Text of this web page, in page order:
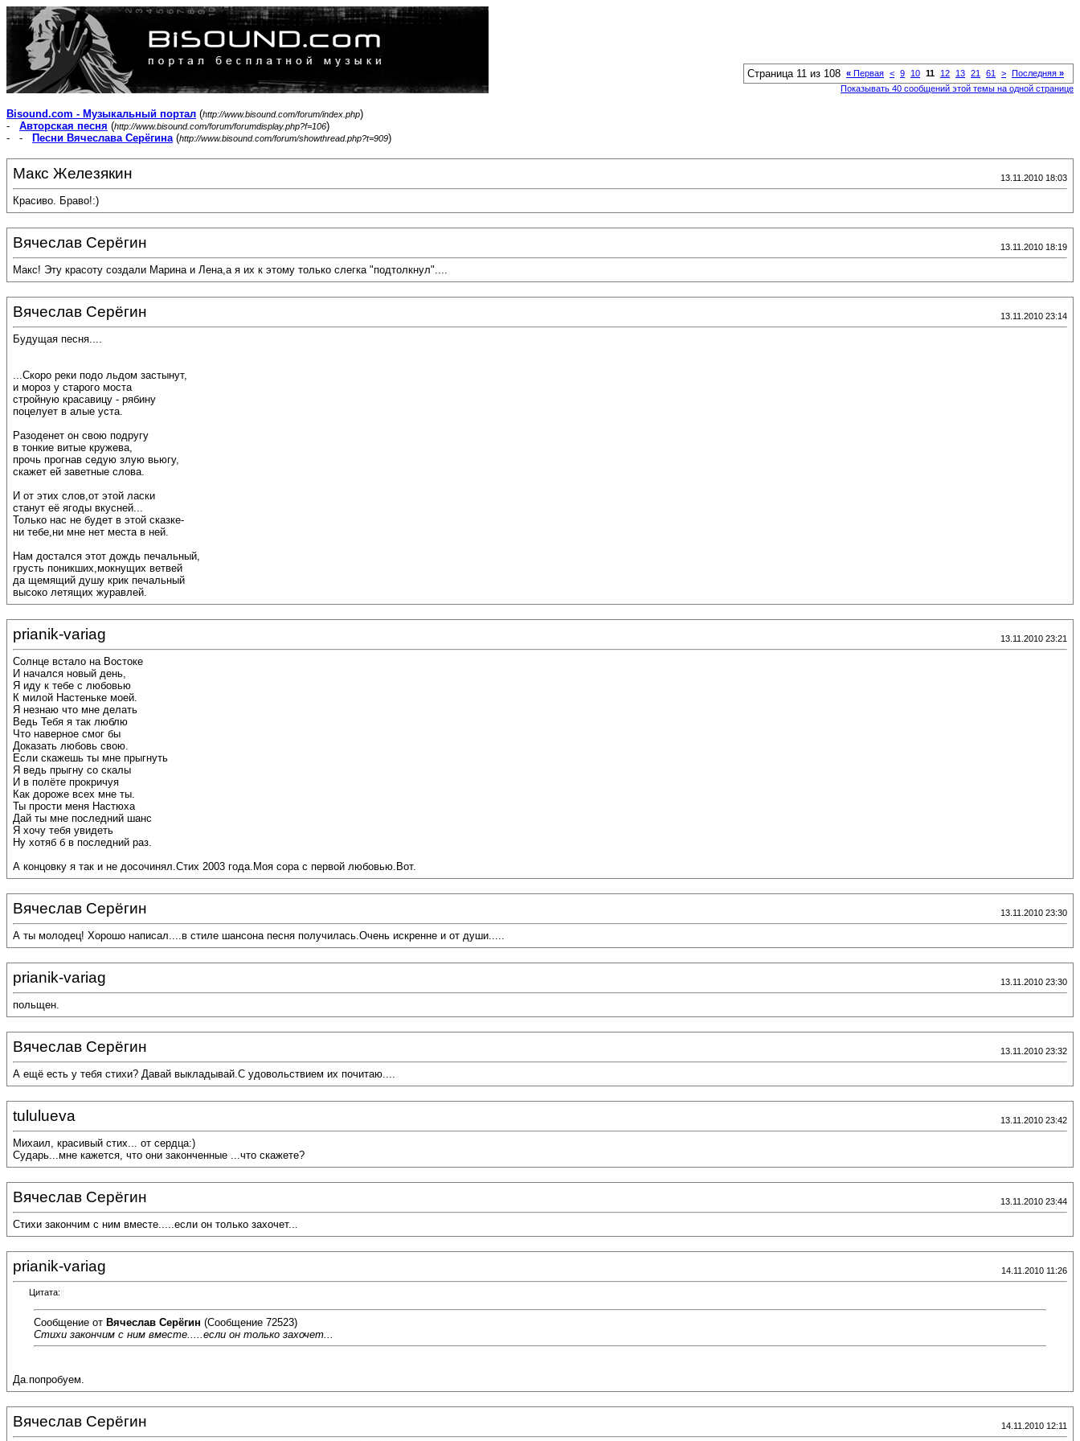
Страница 11 из 108 « Первая < 9 10 11 12 13 21 61 > Последняя »
Показывать 40 сообщений этой темы на одной странице
Bisound.com - Музыкальный портал (http://www.bisound.com/forum/index.php)
- Авторская песня (http://www.bisound.com/forum/forumdisplay.php?f=106)
- -
Песни Вячеслава Серёгина(http://www.bisound.com/forum/showthread.php?t=909)
Макс Железякин 13.11.2010 18:03
Красиво. Браво!:)
Вячеслав Серёгин 13.11.2010 18:19
Макс! Эту красоту создали Марина и Лена,а я их к этому только слегка "подтолкнул"....
Вячеслав Серёгин 13.11.2010 23:14
Будущая песня....
...Скоро реки подо льдом застынут,
и мороз у старого моста
стройную красавицу - рябину
поцелует в алые уста.
Разоденет он свою подругу
в тонкие витые кружева,
прочь прогнав седую злую вьюгу,
скажет ей заветные слова.
И от этих слов,от этой ласки
станут её ягоды вкусней...
Только нас не будет в этой сказке-
ни тебе,ни мне нет места в ней.
Нам достался этот дождь печальный,
грусть поникших,мокнущих ветвей
да щемящий душу крик печальный
высоко летящих журавлей.
prianik-variag 13.11.2010 23:21
Солнце встало на Востоке
И начался новый день,
Я иду к тебе с любовью
К милой Настеньке моей.
Я незнаю что мне делать
Ведь Тебя я так люблю
Что наверное смог бы
Доказать любовь свою.
Если скажешь ты мне прыгнуть
Я ведь прыгну со скалы
И в полёте прокричуя
Как дороже всех мне ты.
Ты прости меня Настюха
Дай ты мне последний шанс
Я хочу тебя увидеть
Ну хотяб б в последний раз.
А концовку я так и не досочинял.Стих 2003 года.Моя сора с первой любовью.Вот.
Вячеслав Серёгин 13.11.2010 23:30
А ты молодец! Хорошо написал....в стиле шансона песня получилась.Очень искренне и от души.....
prianik-variag 13.11.2010 23:30
польщен.
Вячеслав Серёгин 13.11.2010 23:32
А ещё есть у тебя стихи? Давай выкладывай.С удовольствием их почитаю....
tululueva 13.11.2010 23:42
Михаил, красивый стих... от сердца:)
Сударь...мне кажется, что они законченные ...что скажете?
Вячеслав Серёгин 13.11.2010 23:44
Стихи закончим с ним вместе.....если он только захочет...
prianik-variag 14.11.2010 11:26
Цитата:
Сообщение от Вячеслав Серёгин (Сообщение 72523)
Стихи закончим с ним вместе.....если он только захочет...
Да.попробуем.
Вячеслав Серёгин 14.11.2010 12:11